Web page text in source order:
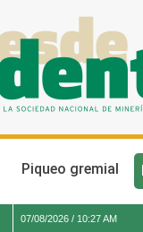
Piqueo gremial
07/08/2026 / 10:27 AM